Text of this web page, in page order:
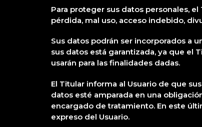
Para proteger sus datos personales,
pérdida, mal uso, acceso indebido,
Sus datos podrán ser incorporados a
sus datos está garantizada, ya que el
usarán para las finalidades dadas.
El Titular informa al Usuario de que
datos esté amparada en una
encargado de tratamiento. En este
expreso del Usuario.